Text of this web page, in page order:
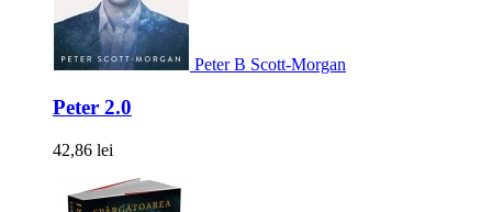
Peter B Scott-Morgan
Peter 2.0
42,86 lei